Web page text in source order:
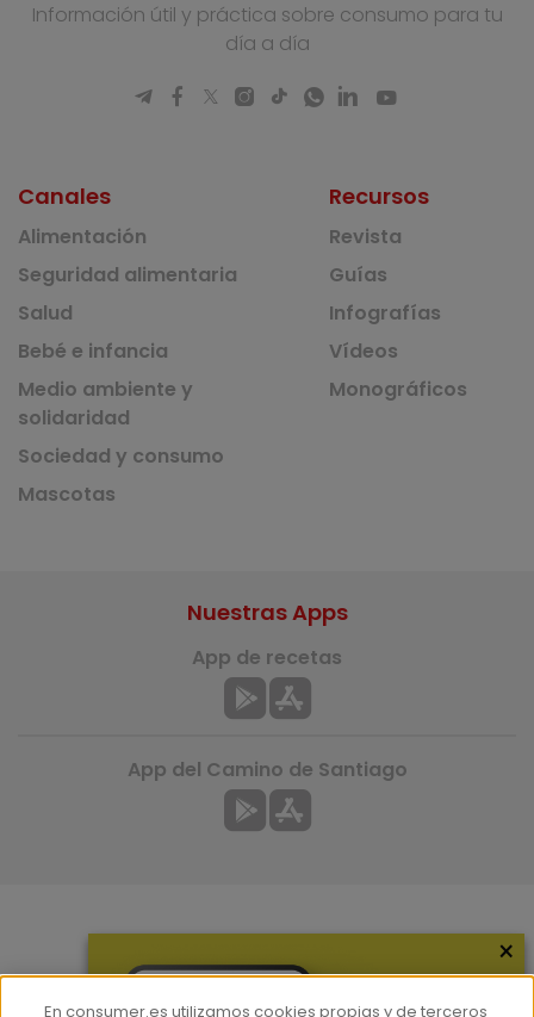
Información útil y práctica sobre consumo para tu
día a día
Canales
Alimentación
Seguridad alimentaria
Salud
Bebé e infancia
Medio ambiente y
solidaridad
Sociedad y consumo
Mascotas
Recursos
Revista
Guías
Infografías
Vídeos
Monográficos
Nuestras Apps
App de recetas
App del Camino de Santiago
×
En consumer.es utilizamos cookies propias y de terceros